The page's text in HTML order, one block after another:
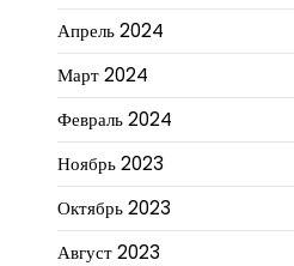
Апрель 2024
Март 2024
Февраль 2024
Ноябрь 2023
Октябрь 2023
Август 2023